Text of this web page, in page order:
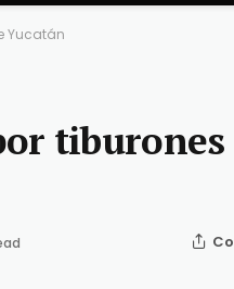
Yucatán
tiburones